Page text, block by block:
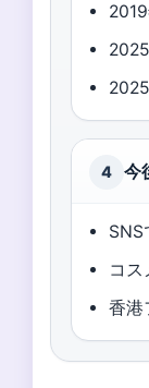
4 今
コ
香港